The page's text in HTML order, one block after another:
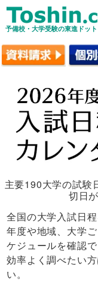
予備校・大学受験の東進ドッ
主要190大学の試験
切日
全国の大学入試日
年度や地域、大学
ケジュールを確認
効率よく調べたい
い。